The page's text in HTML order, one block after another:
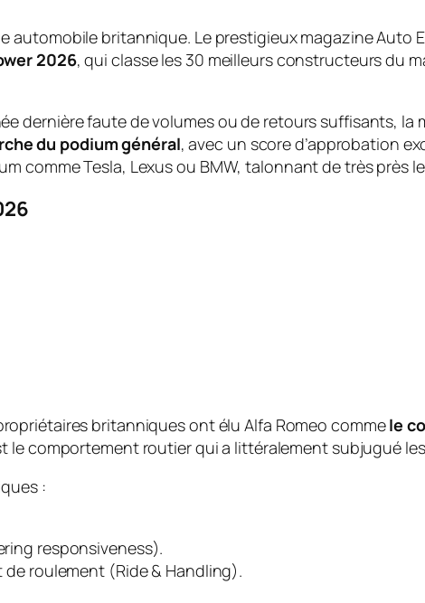
automobile britannique. Le prestigieux magazineAuto
2026, qui classe les 30 meilleurs constructeurs du
dernière faute de volumes ou de retours suffisants, la
du podium général, avec un score d’approbation
comme Tesla, Lexus ou BMW, talonnant de très près
britanniques ont élu Alfa Romeo commele
le comportement routier qui a littéralement subjugué
:
responsiveness).
de roulement (Ride & Handling).